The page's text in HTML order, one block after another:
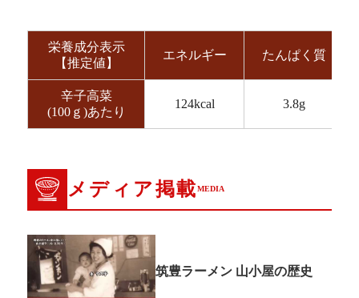
栄養成分表示
【推定値】
エネルギー たんぱく質
辛子高菜
(100ｇ)あたり
124kcal 3.8g
メディア掲載MEDIA
筑豊ラーメン 山小屋の歴史